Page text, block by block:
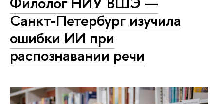
Санкт-Петербург изучила
ошибки ИИ при
распознавании речи